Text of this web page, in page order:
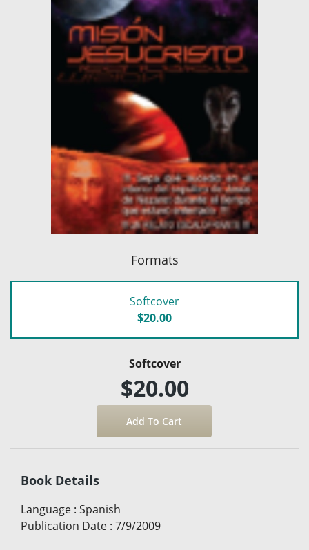
Formats
Softcover
$20.00
Softcover
$20.00
Book Details
Language : Spanish
Publication Date : 7/9/2009